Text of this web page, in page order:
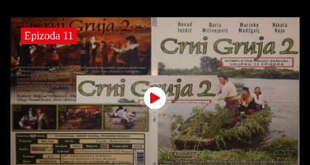
Epizoda 11